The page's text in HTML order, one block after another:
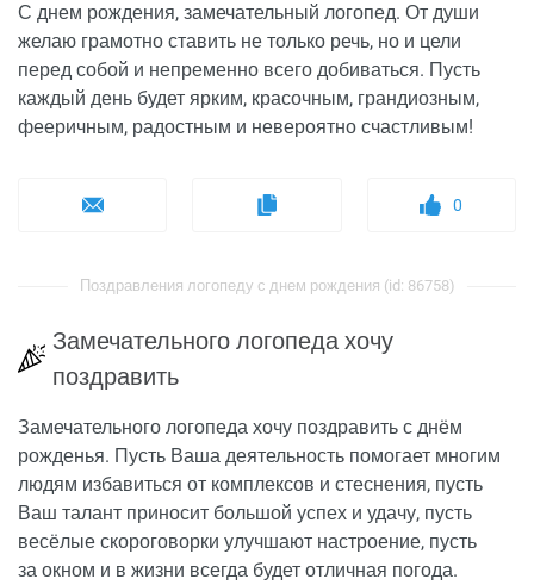
С днем рождения, замечательный логопед. От души
желаю грамотно ставить не только речь, но и цели
перед собой и непременно всего добиваться. Пусть
каждый день будет ярким, красочным, грандиозным,
фееричным, радостным и невероятно счастливым!
0
Поздравления логопеду с днем рождения (id: 86758)
Замечательного логопеда хочу
поздравить
Замечательного логопеда хочу поздравить с днём
рожденья. Пусть Ваша деятельность помогает многим
людям избавиться от комплексов и стеснения, пусть
Ваш талант приносит большой успех и удачу, пусть
весёлые скороговорки улучшают настроение, пусть
за окном и в жизни всегда будет отличная погода.